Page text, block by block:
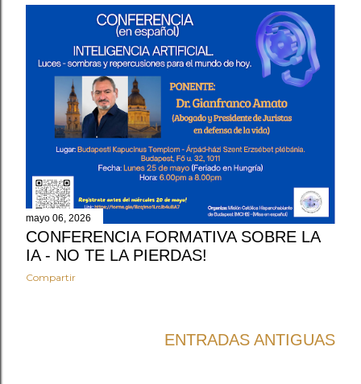
mayo 06, 2026
CONFERENCIA FORMATIVA SOBRE LA
IA - NO TE LA PIERDAS!
Compartir
ENTRADAS ANTIGUAS